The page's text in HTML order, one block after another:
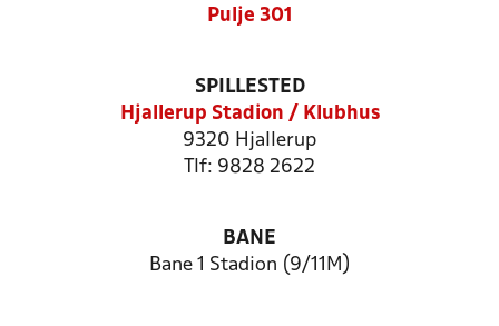
Pulje 301
SPILLESTED
Hjallerup Stadion / Klubhus
9320 Hjallerup
Tlf: 9828 2622
BANE
Bane 1 Stadion (9/11M)